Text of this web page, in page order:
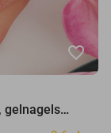
favorite_border
gelnagels